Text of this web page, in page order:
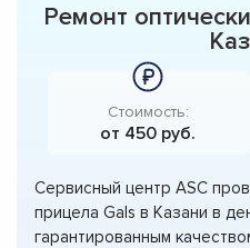
Ремонт
Стоимость:
от 450 руб.
Сервисный центр ASC
прицела Gals в Казани в
гарантированным